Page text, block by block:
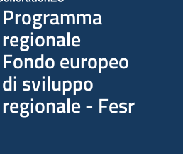
Programma
regionale
Fondo europeo
di sviluppo
regionale - Fesr